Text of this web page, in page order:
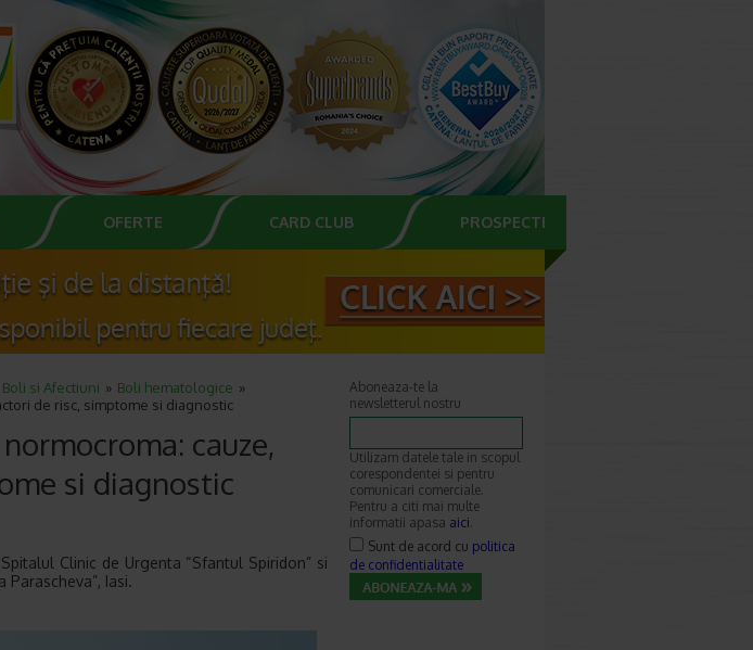
OFERTE CARD CLUB PROSPECTE
Boli si Afectiuni
Boli hematologice
de risc, simptome si diagnostic
cauze,
si diagnostic
Clinic de Urgenta “Sfantul Spiridon” si
Iasi.
Aboneaza-te la
newsletterul nostru
Utilizam datele tale in scopul
corespondentei si pentru
comunicari comerciale.
Pentru a citi mai multe
informatii apasa aici.
Sunt de acord cu politica
de confidentialitate